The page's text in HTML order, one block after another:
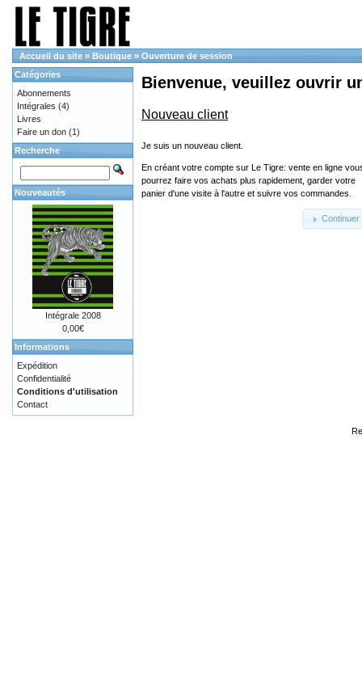
Accueil du site » Boutique » Ouverture de session
Bienvenue, veuillez ouvrir
Nouveau client
Je suis un nouveau client.
En créant votre compte sur Le Tigre: vente en ligne
pourrez faire vos achats plus rapidement, garder votre
panier d'une visite à l'autre et suivre vos commandes.
Continuer
Catégories
Abonnements
Intégrales (4)
Livres
Faire un don (1)
Recherche
Nouveautés
Intégrale 2008
0,00€
Informations
Expédition
Confidentialité
Conditions d'utilisation
Contact